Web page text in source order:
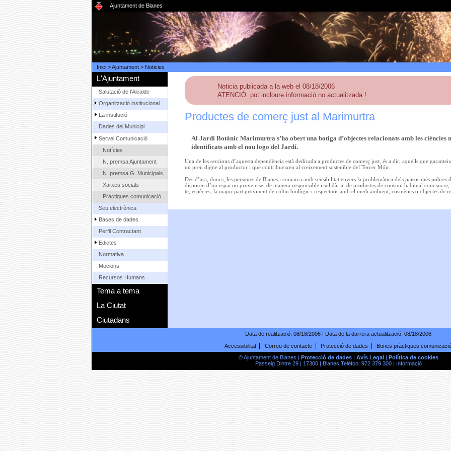
Ajuntament de Blanes
Inici>Ajuntament> Noticies
L'Ajuntament
Salutació de l'Alcalde
Organització institucional
La institució
Dades del Municipi
Servei Comunicació
Notícies
N. premsa Ajuntament
N. premsa G. Municipals
Xarxes socials
Pràctiques comunicació
Seu electrònica
Bases de dades
Perfil Contractant
Edictes
Normativa
Mocions
Recursos Humans
Tema a tema
La Ciutat
Ciutadans
Noticia publicada a la web el 08/18/2006
ATENCIÓ: pot incloure informació no actualitzada !
Productes de comerç just al Marimurtra
Al Jardí Botànic Marimurtra s’ha obert una botiga d’objectes relacionats amb les ciències
identificats amb el nou logo del Jardí.
Una de les seccions d’aquesta dependència està dedicada a productes de comerç just, és a dir, aquells que
un preu digne al productor i que contribueixen al creixement sostenible del Tercer Món.
Des d’ara, doncs, les persones de Blanes i comarca amb sensibilitat envers la problemàtica dels països més pobres
disposen d’un espai on proveir-se, de manera responsable i solidària, de productes de consum habitual com sucre,
te, espècies, la major part provinent de cultiu biològic i respectuós amb el medi ambient, cosmètics o objectes de
Data de realització: 08/18/2006 | Data de la darrera actualització: 08/18/2006
Accessibilitat
Correu de contacte Protecció de dades
Bones pràctiques
© Ajuntament de Blanes |
Protecció de dades| Avís Legal
Política de cookies
Passeig Dintre 29 | 17300 | Blanes Telèfon: 972 379 300 |
Informació